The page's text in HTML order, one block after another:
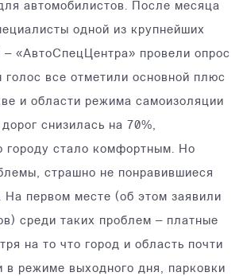
автомобилистов. После месяца
одной из крупнейших
– «АвтоСпецЦентра» провели опрос
голос все отметили основной плюс
и области режима самоизоляции
снизилась на 70%,
городу стало комфортным. Но
страшно не понравившиеся
На первом месте (об этом заявили
среди таких проблем – платные
на то что город и область почти
в режиме выходного дня, парковки